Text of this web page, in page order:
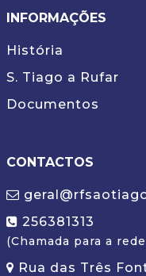
INFORMAÇÕES
História
S. Tiago a Rufar
Documentos
CONTACTOS
256381313
(Chamada para a
Rua das Três